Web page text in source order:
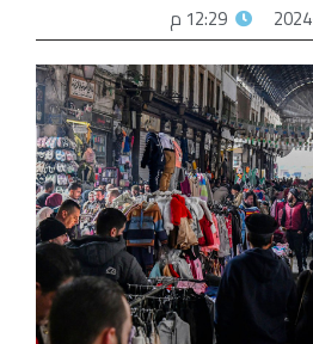
12:29 م